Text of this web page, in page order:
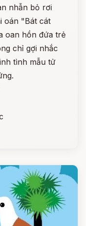
nhẫn bỏ rơi
oán "Bát cát
oan hồn đứa trẻ
chỉ gợi nhắc
tình mẫu tử